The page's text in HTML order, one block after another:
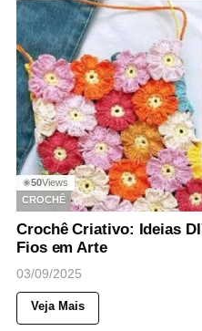
◉50Views
CROCHÊ
Crochê Criativo: Ideias
Fios em Arte
03/09/2025
Veja Mais